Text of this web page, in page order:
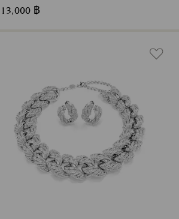
13,000 ฿